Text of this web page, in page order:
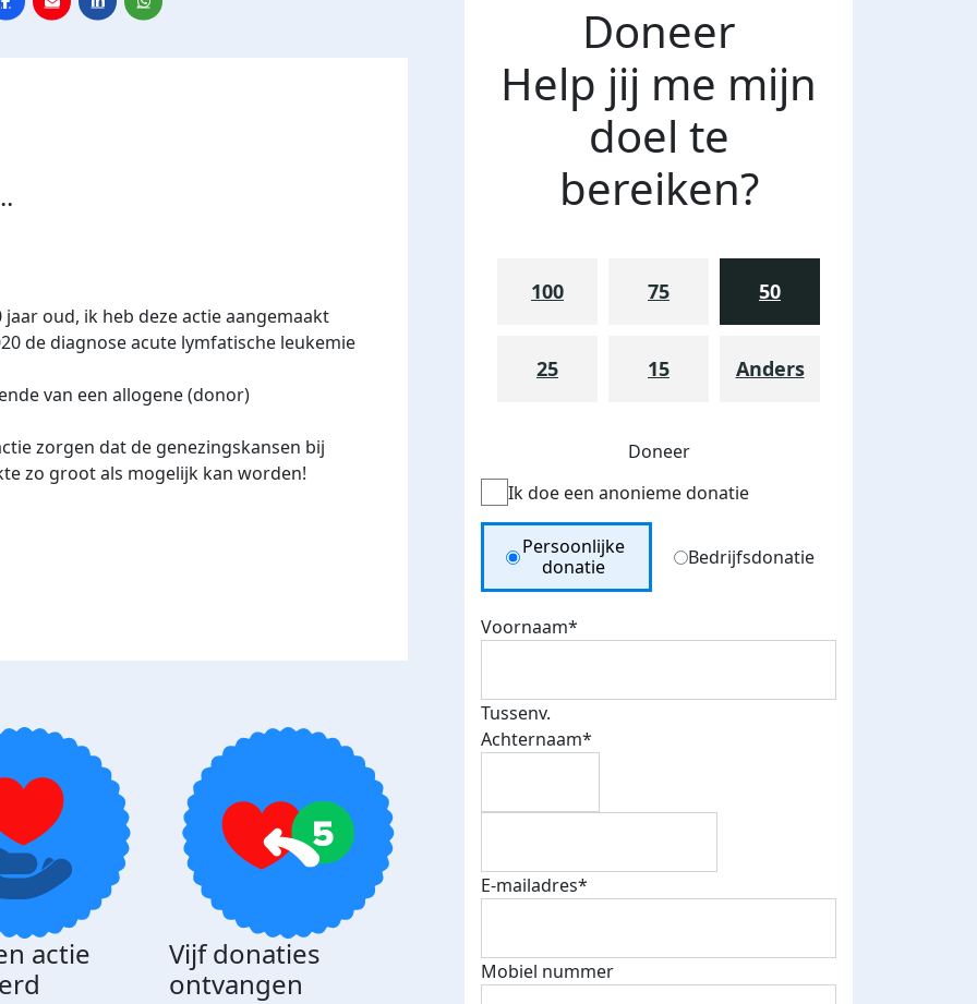
oud, ik heb deze actie aangemaakt
de diagnose acute lymfatische leukemie
van een allogene (donor)
zorgen dat de genezingskansen bij
zo groot als mogelijk kan worden!
actie
Vijf donaties
ontvangen
Doneer
Help jij me mijn
doel te
bereiken?
100 75 50
25 15 Anders
Doneer
Ik doe een anonieme donatie
Donation Type
Persoonlijke
donatie
Bedrijfsdonatie
Voornaam*
Tussenv.
Achternaam*
E-mailadres*
Mobiel nummer